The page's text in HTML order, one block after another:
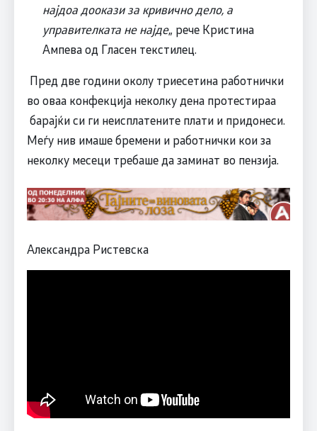
најдоа доокази за кривично дело, а
управителката не најде„ рече Кристина
Ампева од Гласен текстилец.
Пред две години околу триесетина работнички
во оваа конфекција неколку дена протестираа
барајќи си ги неисплатените плати и придонеси.
Меѓу нив имаше бремени и работнички кои за
неколку месеци требаше да заминат во пензија.
Александра Ристевска